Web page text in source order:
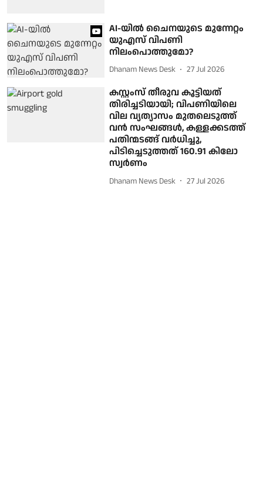
AI-യിൽ ചൈനയുടെ മുന്നേറ്റം
യുഎസ് വിപണി
നിലംപൊത്തുമോ?
Dhanam News Desk 27 Jul 2026
കസ്റ്റംസ് തീരുവ കൂട്ടിയത്
തിരിച്ചടിയായി; വിപണിയിലെ
വില വ്യത്യാസം മുതലെടുത്ത്
വന്‍ സംഘങ്ങള്‍, കള്ളക്കടത്ത്
പതിന്മടങ്ങ് വര്‍ധിച്ചു,
പിടിച്ചെടുത്തത് 160.91 കിലോ
സ്വര്‍ണം
Dhanam News Desk 27 Jul 2026